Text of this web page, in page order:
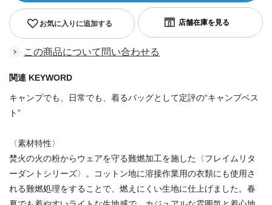
お気に入りに追加する
この商品について問い合わせる
関連 KEYWORD
キャンプでも、日常でも、着るバッグとして定評の“キャンプベス
ト”
〈素材特性〉
焚火の火の粉からウェアを守る難燃加工を施した〈フレイムリタ
ーダントシリーズ〉。コットン地に溶接作業用の衣類にも使用さ
れる難燃処理をすることで、燃えにくい生地に仕上げました。春